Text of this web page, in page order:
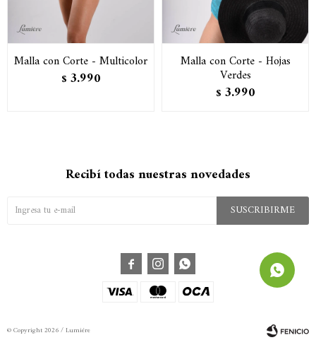
Malla con Corte - Multicolor
$ 3.990
Malla con Corte - Hojas
Verdes
$ 3.990
Recibí todas nuestras novedades
SUSCRIBIRME
  
© Copyright 2026 / Lumiére